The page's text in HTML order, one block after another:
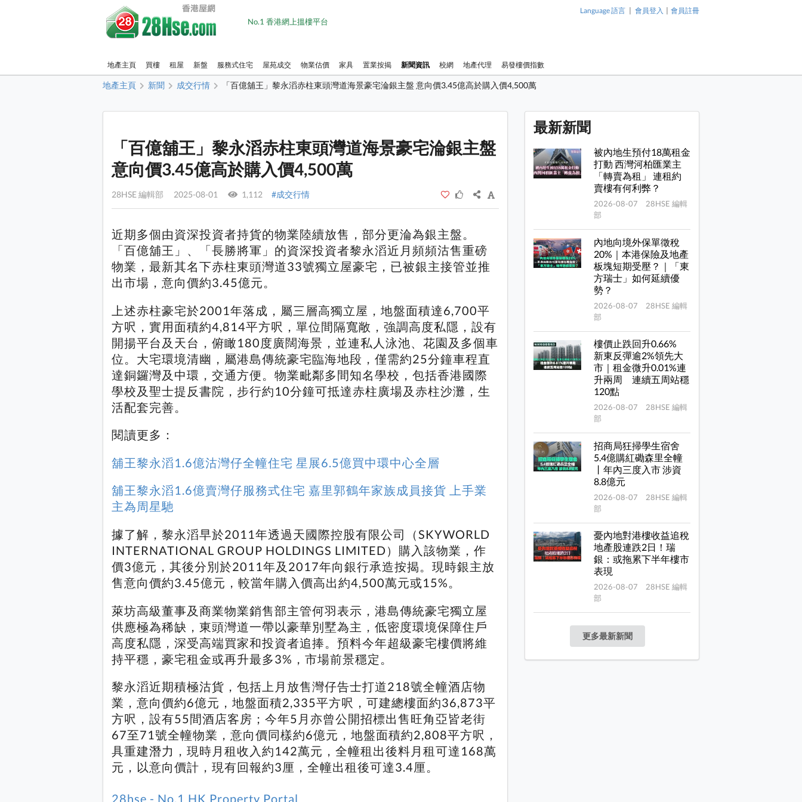
No.1 香港網上搵樓平台
Language 語言 | 會員登入 | 會員註冊
地產主頁 買樓 租屋 新盤 服務式住宅 屋苑成交 物業估價 家具 置業按揭 新聞資訊 校網 地產代理 易發樓價指數
地產主頁 新聞 成交行情 「百億舖王」黎永滔赤柱東頭灣道海景豪宅淪銀主盤 意向價3.45億高於購入價4,500萬
「百億舖王」黎永滔赤柱東頭灣道海景豪宅淪銀主盤
意向價3.45億高於購入價4,500萬
28HSE 編輯部 2025-08-01 1,112 #成交行情
近期多個由資深投資者持貨的物業陸續放售，部分更淪為銀主盤。
「百億舖王」、「長勝將軍」的資深投資者黎永滔近月頻頻沽售重磅
物業，最新其名下赤柱東頭灣道33號獨立屋豪宅，已被銀主接管並推
出市場，意向價約3.45億元。
上述赤柱豪宅於2001年落成，屬三層高獨立屋，地盤面積達6,700平
方呎，實用面積約4,814平方呎，單位間隔寬敞，強調高度私隱，設有
開揚平台及天台，俯瞰180度廣闊海景，並連私人泳池、花園及多個車
位。大宅環境清幽，屬港島傳統豪宅臨海地段，僅需約25分鐘車程直
達銅鑼灣及中環，交通方便。物業毗鄰多間知名學校，包括香港國際
學校及聖士提反書院，步行約10分鐘可抵達赤柱廣場及赤柱沙灘，生
活配套完善。
閱讀更多：
舖王黎永滔1.6億沽灣仔全幢住宅 星展6.5億買中環中心全層
舖王黎永滔1.6億賣灣仔服務式住宅 嘉里郭鶴年家族成員接貨 上手業
主為周星馳
據了解，黎永滔早於2011年透過天國際控股有限公司（SKYWORLD
INTERNATIONAL GROUP HOLDINGS LIMITED）購入該物業，作
價3億元，其後分別於2011年及2017年向銀行承造按揭。現時銀主放
售意向價約3.45億元，較當年購入價高出約4,500萬元或15%。
萊坊高級董事及商業物業銷售部主管何羽表示，港島傳統豪宅獨立屋
供應極為稀缺，東頭灣道一帶以豪華別墅為主，低密度環境保障住戶
高度私隱，深受高端買家和投資者追捧。預料今年超級豪宅樓價將維
持平穩，豪宅租金或再升最多3%，市場前景穩定。
黎永滔近期積極沽貨，包括上月放售灣仔告士打道218號全幢酒店物
業，意向價約6億元，地盤面積2,335平方呎，可建總樓面約36,873平
方呎，設有55間酒店客房；今年5月亦曾公開招標出售旺角亞皆老街
67至71號全幢物業，意向價同樣約6億元，地盤面積約2,808平方呎，
具重建潛力，現時月租收入約142萬元，全幢租出後料月租可達168萬
元，以意向價計，現有回報約3厘，全幢出租後可達3.4厘。
28hse - No.1 HK Property Portal
最新新聞
被內地生預付18萬租金
打動 西灣河柏匯業主
「轉賣為租」 連租約
賣樓有何利弊？
2026-08-07 28HSE 編輯
部
內地向境外保單徵稅
20%｜本港保險及地產
板塊短期受壓？｜「東
方瑞士」如何延續優
勢？
2026-08-07 28HSE 編輯
部
樓價止跌回升0.66%
新東反彈逾2%領先大
市｜租金微升0.01%連
升兩周 連續五周站穩
120點
2026-08-07 28HSE 編輯
部
招商局狂掃學生宿舍
5.4億購紅磡森里全幢
丨年內三度入市 涉資
8.8億元
2026-08-07 28HSE 編輯
部
憂內地對港樓收益追稅
地產股連跌2日！瑞
銀：或拖累下半年樓市
表現
2026-08-07 28HSE 編輯
部
更多最新新聞